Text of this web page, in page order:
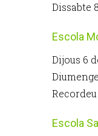
Dissabte
Escola
Dijous 6
Escola